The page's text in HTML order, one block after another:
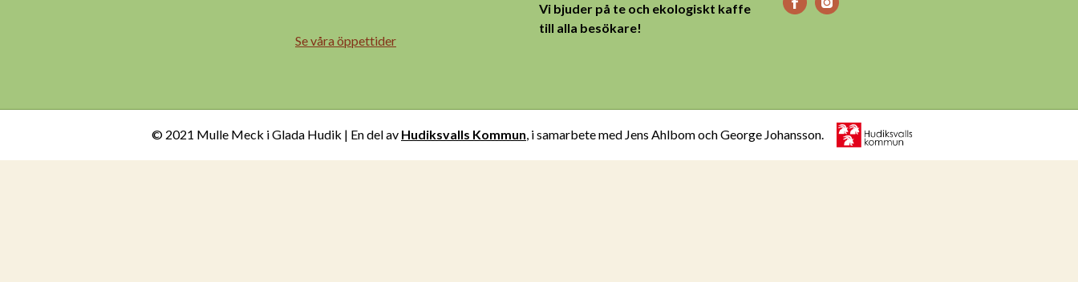
Se våra öppettider
Vi bjuder på te och ekologiskt kaffe
till alla besökare!
© 2021 Mulle Meck i Glada Hudik | En del av Hudiksvalls Kommun, i samarbete med Jens Ahlbom och George Johansson.